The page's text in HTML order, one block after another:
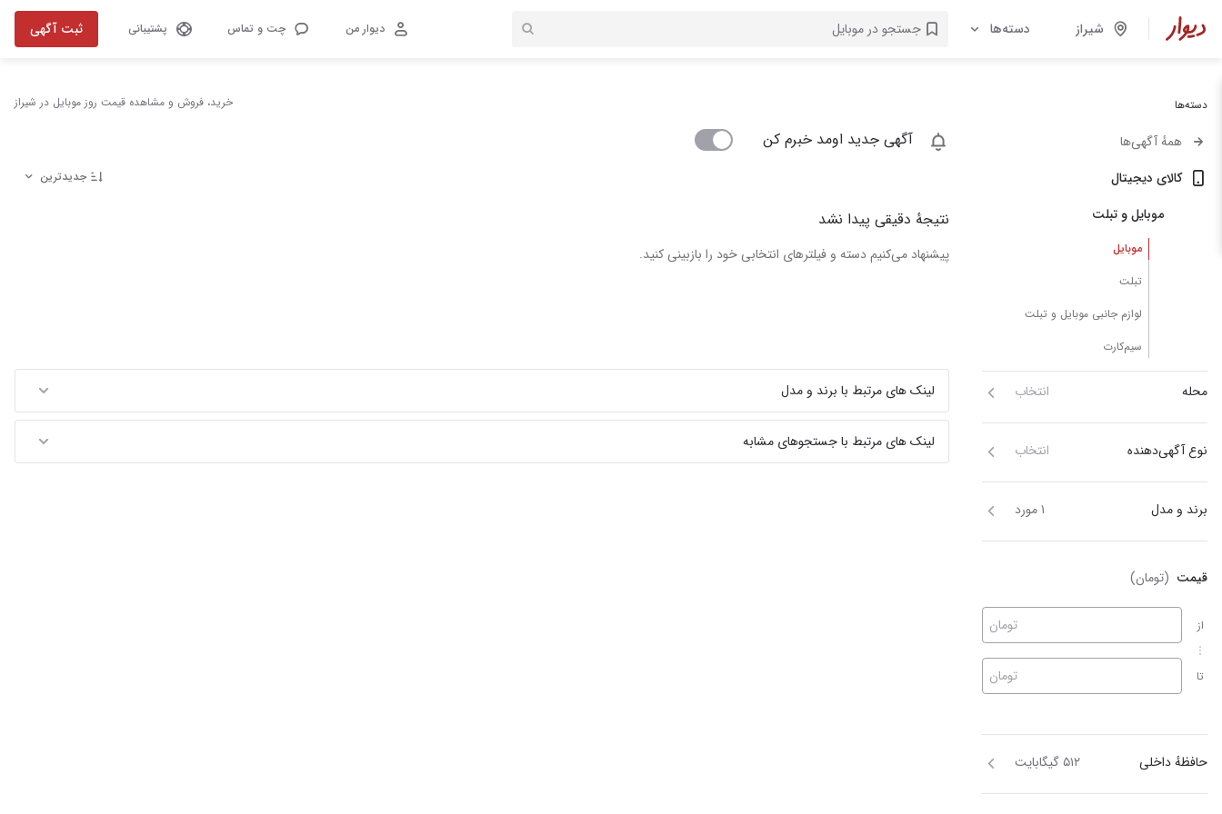
شیراز دسته‌ها دیوار من چت و تماس پشتیبانی ثبت آگهی
دسته‌ها
همهٔ آگهی‌ها
کالای دیجیتال
موبایل و تبلت
موبایل
تبلت
لوازم جانبی موبایل و تبلت
سیم‌کارت
محله انتخاب
نوع آگهی‌دهنده انتخاب
برند و مدل ۱ مورد
قیمت (تومان)
از
تا
تومان
تومان
حافظهٔ داخلی ۵۱۲ گیگابایت
خرید، فروش و مشاهده قیمت روز موبایل در شیراز
آگهی جدید اومد خبرم کن
جدیدترین
نتیجهٔ دقیقی پیدا نشد
پیشنهاد می‌کنیم دسته و فیلترهای انتخابی خود را بازبینی کنید.
لینک های مرتبط با برند و مدل
لینک های مرتبط با جستجوهای مشابه